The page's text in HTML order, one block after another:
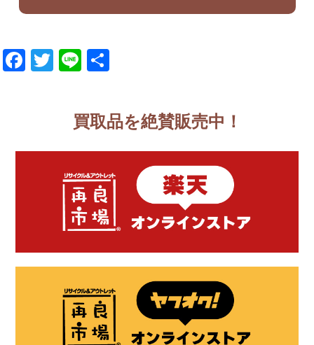
Facebook
Twitter
Line
買取品を絶賛販売中！